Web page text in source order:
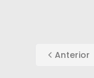
Anterior